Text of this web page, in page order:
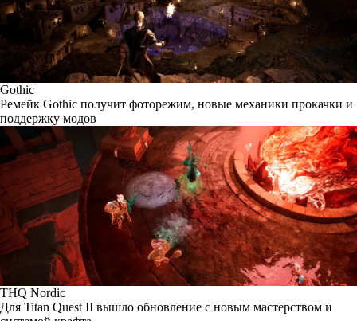
Gothic
Ремейк Gothic получит фоторежим, новые механики прокачки и
поддержку модов
THQ Nordic
Для Titan Quest II вышло обновление с новым мастерством и